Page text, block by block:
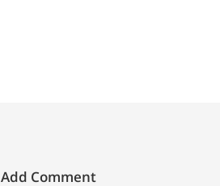
Add Comment